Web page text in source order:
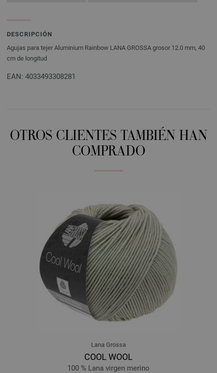
DESCRIPCIÓN
Agujas para tejer Aluminium Rainbow LANA GROSSA grosor 12.0 mm, 40
cm de longitud
EAN: 4033493308281
OTROS CLIENTES TAMBIÉN HAN
COMPRADO
Lana Grossa
COOL WOOL
100 % Lana virgen merino